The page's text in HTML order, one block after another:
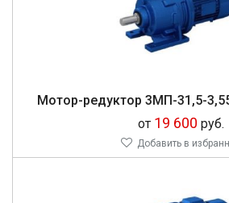
Мо­тор-ре­дук­тор 3МП-31,5-
от 19 600 руб.
Добавить в